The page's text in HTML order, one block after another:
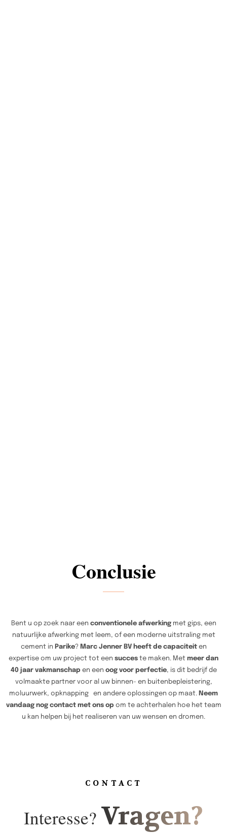
Conclusie
Bent u op zoek naar een conventionele afwerkingmet gips, een
natuurlijke afwerking met leem, of een moderne uitstraling met
cement in Parike? Marc Jenner BV heeft de capaciteiten
expertise om uw project tot een succes te maken. Met meer dan
40 jaar vakmanschap en een oog voor perfectie, is dit bedrijf de
volmaakte partner voor al uw binnen- en buitenbepleistering,
moluurwerk, opknapping en andere oplossingen op maat. Neem
vandaag nog contact met ons op om te achterhalen hoe het team
u kan helpen bij het realiseren van uw wensen en dromen.
CONTACT
Interesse? Vragen?